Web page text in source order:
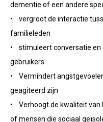
dementie of een andere
• vergroot de interactie
familieleden
• stimuleert conversatie en
gebruikers
• Vermindert
geagiteerd zijn
• Verhoogt de kwaliteit van
of mensen die sociaal